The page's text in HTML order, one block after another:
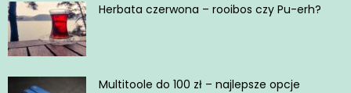
Herbata czerwona – rooibos czy Pu-erh?
Multitoole do 100 zł – najlepsze opcje